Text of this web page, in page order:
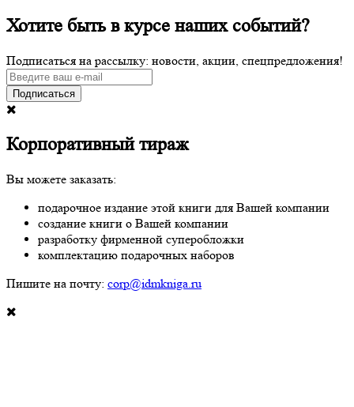
Хотите быть в курсе наших событий?
Подписаться на рассылку: новости, акции, спецпредложения!
Подписаться
Корпоративный тираж
Вы можете заказать:
подарочное издание этой книги для Вашей компании
создание книги о Вашей компании
разработку фирменной суперобложки
комплектацию подарочных наборов
Пишите на почту: corp@idmkniga.ru